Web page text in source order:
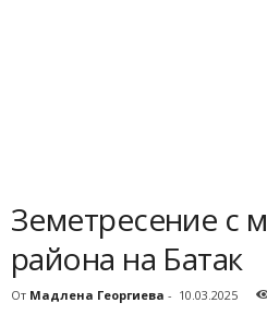
Земетресение с
района на Батак
От Мадлена Георгиева - 10.03.2025